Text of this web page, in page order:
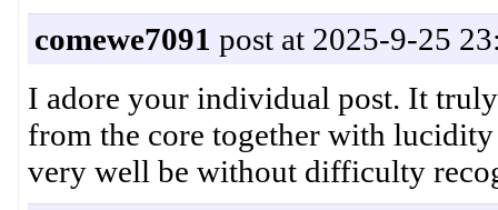
comewe7091 post at 2025-9-25
I adore your individual post. It
from the core together with
very well be without difficulty